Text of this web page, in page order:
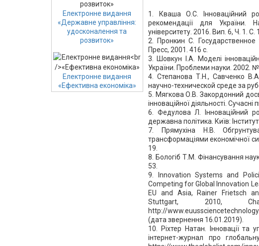
Електронне видання
«Державне управління:
удосконалення та
розвиток»
Електронне видання
«Ефективна економіка»
1. Кваша О.С. Інноваційний
рекомендації для України.
університету. 2016. Вип. 6, Ч. 1. С.
2. Пронкин С.
Пресс, 2001. 416 с.
3. Шовкун І.А. Моделі
України. Проблеми науки. 2002.
4. Степанова Т.Н., Савченко
научно-технической среде за
5. Мягкова О.В. Закордонний
інноваційної діяльності.
6. Федулова Л. Інноваційний
державна політика. Київ:
7. Прямухіна Н.В.
трансформаціями економічної
19.
8. Бологіб Т.М. Фінансування
53.
9. Innovation Systems and
Competing for Global Innovation
EU and Asia, Rainer Frietsch
Stuttgart, 2010,
http://
(дата звернення 16.01.2019).
10. Ріхтер Натан. Інновації
інтернет-журнал про